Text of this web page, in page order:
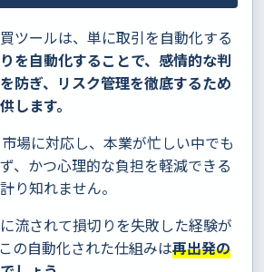
ツールは、単に取引を自動化する
を自動化することで、感情的な判
防ぎ、リスク管理を徹底するため
します。
場に対応し、本業が忙しい中でも
、かつ心理的な負担を軽減できる
り知れません。
流されて損切りを失敗した経験が
の自動化された仕組みは再出発の